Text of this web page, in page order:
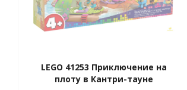
LEGO 41253 Приключение на
плоту в Кантри-тауне